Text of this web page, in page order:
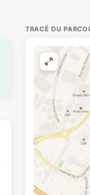
TRACÉ DU